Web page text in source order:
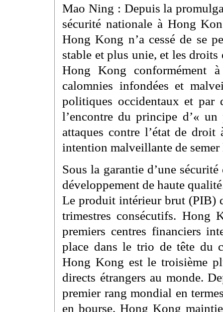
Mao Ning : Depuis la
sécurité nationale à Hong
Hong Kong n’a cessé de se
stable et plus unie, et les
Hong Kong conformément
calomnies infondées et
politiques occidentaux et par
l’encontre du principe d’«
attaques contre l’état de
intention malveillante de
Sous la garantie d’une
développement de haute
Le produit intérieur brut (PIB)
trimestres consécutifs. Hong
premiers centres financiers
place dans le trio de tête du
Hong Kong est le troisième
directs étrangers au monde.
premier rang mondial en
en bourse. Hong Kong